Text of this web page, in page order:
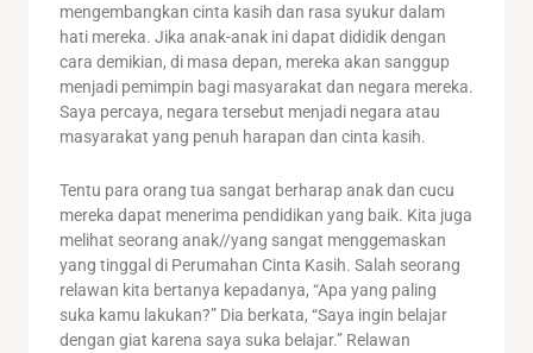
mengembangkan cinta kasih dan rasa syukur dalam
hati mereka. Jika anak-anak ini dapat dididik dengan
cara demikian, di masa depan, mereka akan sanggup
menjadi pemimpin bagi masyarakat dan negara mereka.
Saya percaya, negara tersebut menjadi negara atau
masyarakat yang penuh harapan dan cinta kasih.
Tentu para orang tua sangat berharap anak dan cucu
mereka dapat menerima pendidikan yang baik. Kita juga
melihat seorang anak//yang sangat menggemaskan
yang tinggal di Perumahan Cinta Kasih. Salah seorang
relawan kita bertanya kepadanya, “Apa yang paling
suka kamu lakukan?” Dia berkata, “Saya ingin belajar
dengan giat karena saya suka belajar.” Relawan